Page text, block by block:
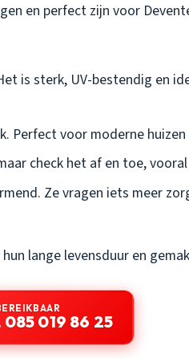
en perfect zijn voor
is sterk, UV-bestendig en
Perfect voor moderne
check het af en toe,
Ze vragen iets meer
lange levensduur en
085 019 86 25